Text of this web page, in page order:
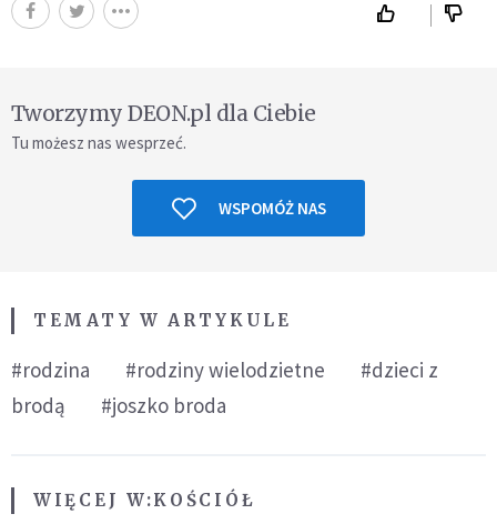
Tworzymy DEON.pl dla Ciebie
Tu możesz nas wesprzeć.
WSPOMÓŻ NAS
TEMATY W ARTYKULE
#rodzina #rodziny wielodzietne
#dzieci z
brodą
#joszko broda
WIĘCEJ W:KOŚCIÓŁ